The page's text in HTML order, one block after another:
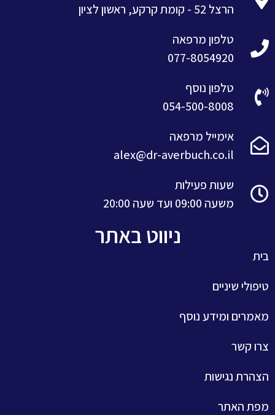
הרצל 52 - קומת קרקע, ראשון לציון
טלפון מרפאה
077-8054920
טלפון נוסף
054-500-8008
אימייל מרפאה
alex@dr-averbuch.co.il
שעות פעילות
משעה 09:00 ועד שעה 20:00
ניווט באתר
בית
טיפולי שיניים
מאמרים ומידע נוסף
צרו קשר
הצהרת נגישות
מפת האתר